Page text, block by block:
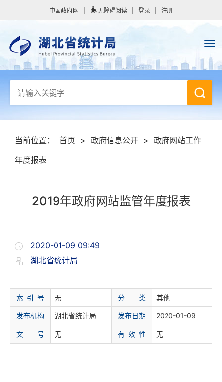
中国政府网 无障碍阅读 登录 注册
当前位置： 首页 > 政府信息公开 > 政府网站工作
年度报表
2019年政府网站监管年度报表
2020-01-09 09:49
湖北省统计局
索 引 号 无 分 类 其他
发布机构 湖北省统计局 发布日期 2020-01-09
文 号 无 有 效 性 无